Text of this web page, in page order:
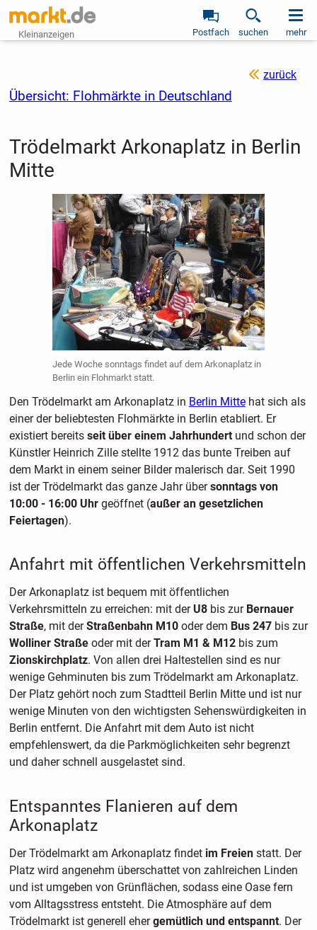
Kleinanzeigen Postfach suchen mehr
zurück
Übersicht: Flohmärkte in Deutschland
Trödelmarkt Arkonaplatz in Berlin
Mitte
Jede Woche sonntags findet auf dem Arkonaplatz in
Berlin ein Flohmarkt statt.
Den Trödelmarkt am Arkonaplatz in Berlin Mittehat sich als
einer der beliebtesten Flohmärkte in Berlin etabliert. Er
existiert bereits seit über einem Jahrhundertund schon der
Künstler Heinrich Zille stellte 1912 das bunte Treiben auf
dem Markt in einem seiner Bilder malerisch dar. Seit 1990
ist der Trödelmarkt das ganze Jahr übersonntags von
10:00 - 16:00 Uhrgeöffnet (außer an gesetzlichen
Feiertagen).
Anfahrt mit öffentlichen Verkehrsmitteln
Der Arkonaplatz ist bequem mit öffentlichen
Verkehrsmitteln zu erreichen: mit der U8bis zur Bernauer
Straße, mit derStraßenbahn M10oder dem Bus 247bis zur
Wolliner Straßeoder mit derTram M1 & M12bis zum
Zionskirchplatz. Von allen drei Haltestellen sind es nur
wenige Gehminuten bis zum Trödelmarkt am Arkonaplatz.
Der Platz gehört noch zum Stadtteil Berlin Mitte und ist nur
wenige Minuten von den wichtigsten Sehenswürdigkeiten in
Berlin entfernt. Die Anfahrt mit dem Auto ist nicht
empfehlenswert, da die Parkmöglichkeiten sehr begrenzt
und daher schnell ausgelastet sind.
Entspanntes Flanieren auf dem
Arkonaplatz
Der Trödelmarkt am Arkonaplatz findet im Freienstatt. Der
Platz wird angenehm überschattet von zahlreichen Linden
und ist umgeben von Grünflächen, sodass eine Oase fern
vom Alltagsstress entsteht. Die Atmosphäre auf dem
Trödelmarkt ist generell ehergemütlich und entspannt. Der